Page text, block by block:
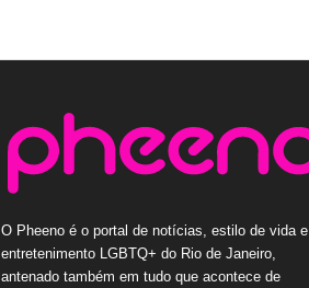
O Pheeno é o portal de notícias, estilo de vida e
entretenimento LGBTQ+ do Rio de Janeiro,
antenado também em tudo que acontece de